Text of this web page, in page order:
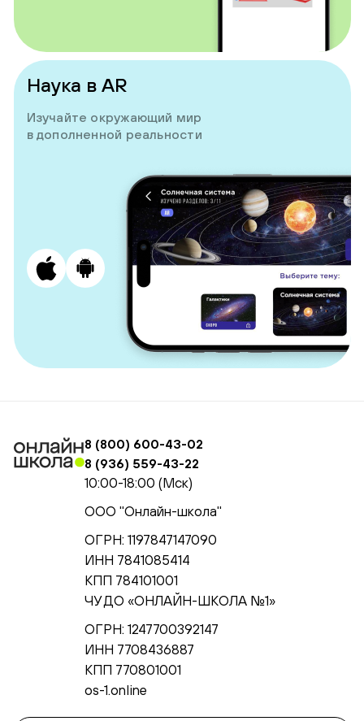
Наука в AR
Изучайте окружающий мир
в дополненной реальности
8 (800) 600-43-02
8 (936) 559-43-22
10:00-18:00 (Мск)
ООО "Онлайн-школа"
ОГРН: 1197847147090
ИНН 7841085414
КПП 784101001
ЧУ ДО «ОНЛАЙН-ШКОЛА №1»
ОГРН: 1247700392147
ИНН 7708436887
КПП 770801001
os-1.online